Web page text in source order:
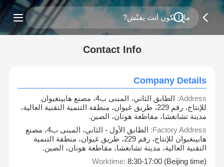
Contact Info
Company Details
Address:
الطابق الثاني، المبنى ب4، مصنع هابينغيوان
للإنتاج، رقم 229، طريق غيوان، منطقة التنمية التقنية العالية،
مدينة تشانغشا، مقاطعة هونان، الصين.
Factory Address:
الطابق الأول - الثاني، المبنى ب4، مصنع
هابينغيوان للإنتاج، رقم 229، طريق غيوان، منطقة التنمية
التقنية العالية، مدينة تشانغشا، مقاطعة هونان، الصين.
Worktime: 8:30-17:00 (Beijing time)